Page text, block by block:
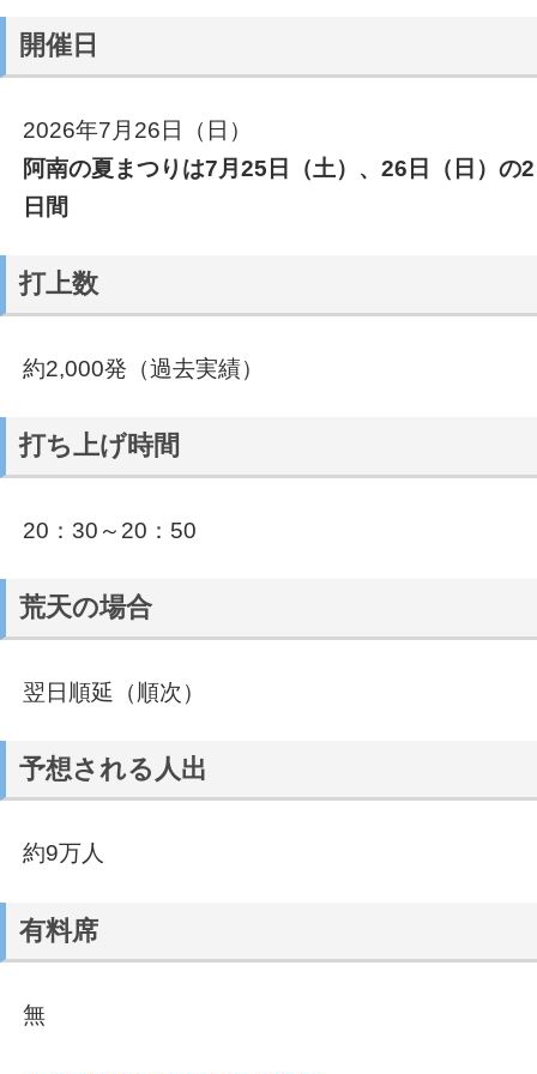
開催日
2026年7月26日（日）
阿南の夏まつりは7月25日（土）、26日（日）の2
日間
打上数
約2,000発（過去実績）
打ち上げ時間
20：30～20：50
荒天の場合
翌日順延（順次）
予想される人出
約9万人
有料席
無